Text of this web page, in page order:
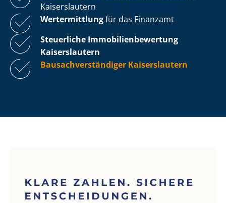
Kaiserslautern
Wertermittlungfür das Finanzamt
Steuerliche Im­mo­bi­li­en­be­wer­tung
Kaiserslautern
Bau­sach­ver­stän­di­ger Kaiserslautern